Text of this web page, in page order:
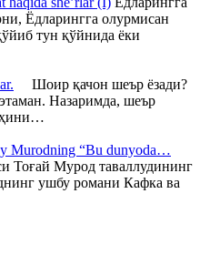
Ёдларингга олурмисан
тун қўйнида ёки
Шоир қачон шеър ёзади?
Назаримда, шеър
Murodning “Bu dunyoda…
Тоғай Мурод таваллудининг
ушбу романи Кафка ва